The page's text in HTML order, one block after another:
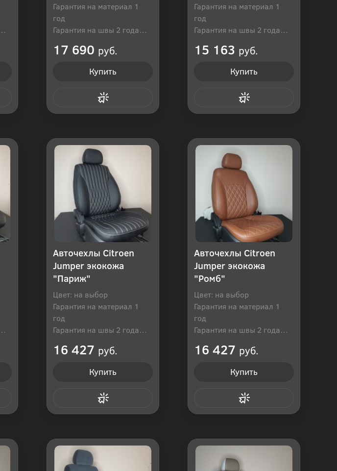
Гарантия на материал 1
год
Гарантия на швы 2 года
17 690 руб.
Купить
Гарантия на материал 1
год
Гарантия на швы 2 года
15 163 руб.
Купить
Авточехлы Citroen
Jumper экокожа
"Париж"
Цвет: на выбор
Гарантия на материал 1
год
Гарантия на швы 2 года
16 427 руб.
Купить
Авточехлы Citroen
Jumper экокожа
"Ромб"
Цвет: на выбор
Гарантия на материал 1
год
Гарантия на швы 2 года
16 427 руб.
Купить